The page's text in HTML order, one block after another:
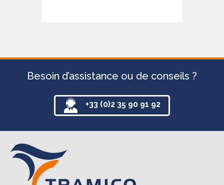
Besoin d’assistance ou de conseils ?
+33 (0)2 35 90 91 92